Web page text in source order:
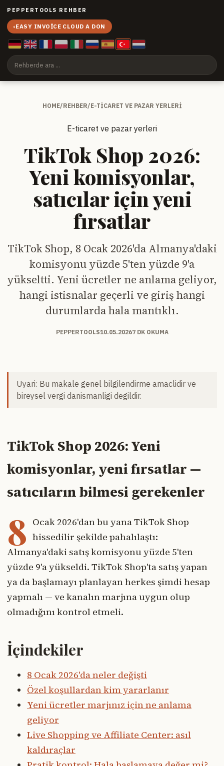
PEPPERTOOLS REHBER
‹EASY INVOICE CLOUD A DON
HOME/REHBER/E-TICARET VE PAZAR YERLERI
E-ticaret ve pazar yerleri
TikTok Shop 2026:
Yeni komisyonlar,
satıcılar için yeni
fırsatlar
TikTok Shop, 8 Ocak 2026'da Almanya'daki
komisyonu yüzde 5'ten yüzde 9'a
yükseltti. Yeni ücretler ne anlama geliyor,
hangi istisnalar geçerli ve giriş hangi
durumlarda hala mantıklı.
PEPPERTOOLS10.05.20267 DK OKUMA
Uyari: Bu makale genel bilgilendirme amaclidir ve
bireysel vergi danismanligi degildir.
TikTok Shop 2026: Yeni
komisyonlar, yeni fırsatlar —
satıcıların bilmesi gerekenler
8 Ocak 2026'dan bu yana TikTok Shop
hissedilir şekilde pahalılaştı:
Almanya'daki satış komisyonu yüzde 5'ten
yüzde 9'a yükseldi. TikTok Shop'ta satış yapan
ya da başlamayı planlayan herkes şimdi hesap
yapmalı — ve kanalın marjına uygun olup
olmadığını kontrol etmeli.
İçindekiler
8 Ocak 2026'da neler değişti
Özel koşullardan kim yararlanır
Yeni ücretler marjınız için ne anlama
geliyor
Live Shopping ve Affiliate Center: asıl
kaldıraçlar